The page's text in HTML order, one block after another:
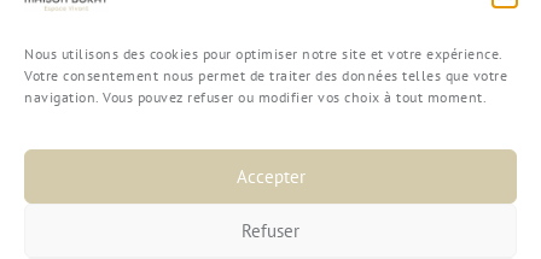
Nous utilisons des cookies pour optimiser notre site et votre expérience.
Votre consentement nous permet de traiter des données telles que votre
navigation. Vous pouvez refuser ou modifier vos choix à tout moment.
Accepter
Refuser
Maison Bokay
Contact
Boutique
Mon compte
Conditions générales de vente